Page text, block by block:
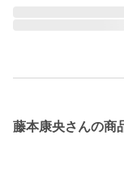
藤本康央さんの商